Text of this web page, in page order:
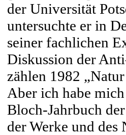
der Universität
untersuchte er in
seiner fachlichen
Diskussion der
zählen 1982
Aber ich habe
Bloch-Jahrbuch
der Werke und